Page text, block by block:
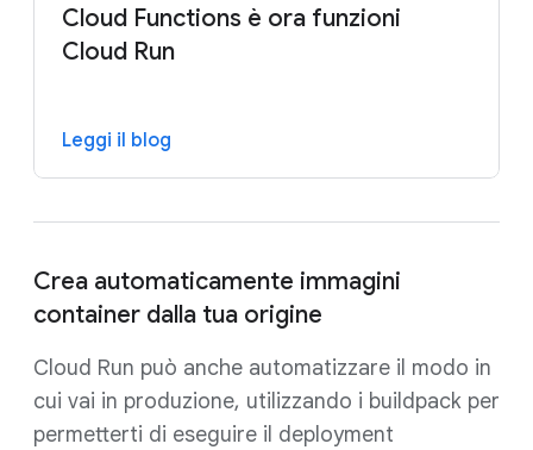
Cloud Functions è ora funzioni
Cloud Run
Leggi il blog
Crea automaticamente immagini
container dalla tua origine
Cloud Run può anche automatizzare il modo in
cui vai in produzione, utilizzando i buildpack per
permetterti di eseguire il deployment